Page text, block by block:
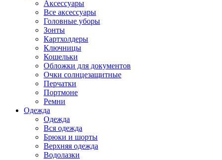
Аксессуары
Все аксессуары
Головные уборы
Зонты
Картхолдеры
Ключницы
Кошельки
Обложки для документов
Очки солнцезащитные
Перчатки
Портмоне
Ремни
Одежда
Одежда
Вся одежда
Брюки и шорты
Верхняя одежда
Водолазки